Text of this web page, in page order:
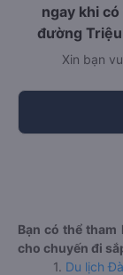
ngay khi
đường
Xin bạn
Bạn có thể
cho chuyến đi
1. Du lịch